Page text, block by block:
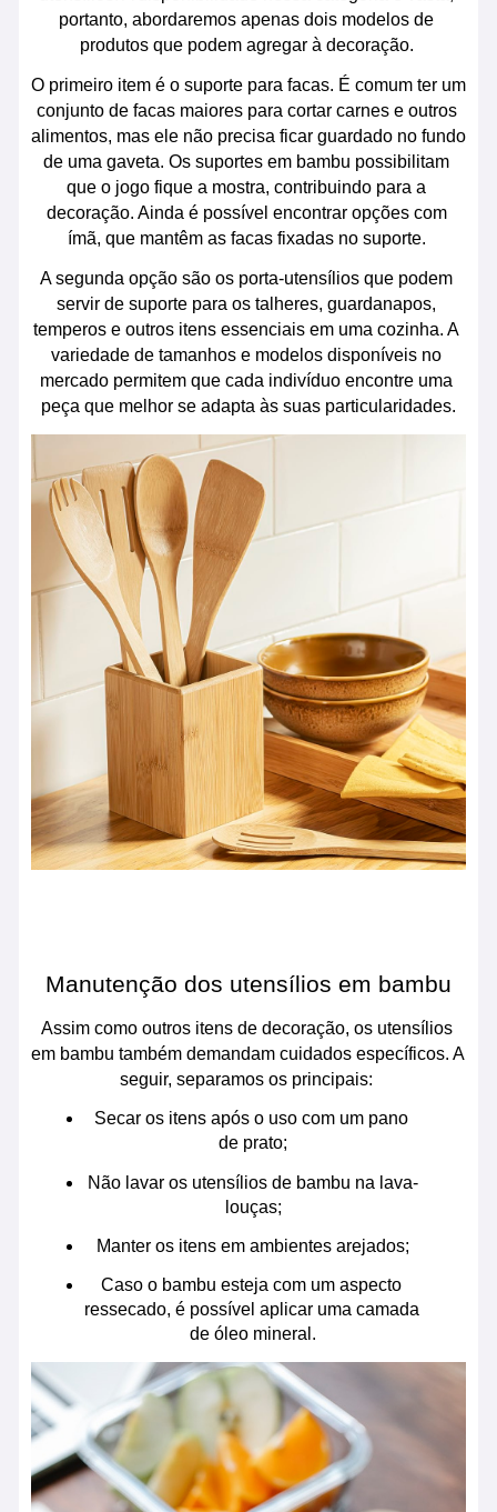
portanto, abordaremos apenas dois modelos de
produtos que podem agregar à decoração.
O primeiro item é o suporte para facas. É comum ter um
conjunto de facas maiores para cortar carnes e outros
alimentos, mas ele não precisa ficar guardado no fundo
de uma gaveta. Os suportes em bambu possibilitam
que o jogo fique a mostra, contribuindo para a
decoração. Ainda é possível encontrar opções com
ímã, que mantêm as facas fixadas no suporte.
A segunda opção são os porta-utensílios que podem
servir de suporte para os talheres, guardanapos,
temperos e outros itens essenciais em uma cozinha. A
variedade de tamanhos e modelos disponíveis no
mercado permitem que cada indivíduo encontre uma
peça que melhor se adapta às suas particularidades.
Manutenção dos utensílios em bambu
Assim como outros itens de decoração, os utensílios
em bambu também demandam cuidados específicos. A
seguir, separamos os principais:
Secar os itens após o uso com um pano
de prato;
Não lavar os utensílios de bambu na lava-
louças;
Manter os itens em ambientes arejados;
Caso o bambu esteja com um aspecto
ressecado, é possível aplicar uma camada
de óleo mineral.